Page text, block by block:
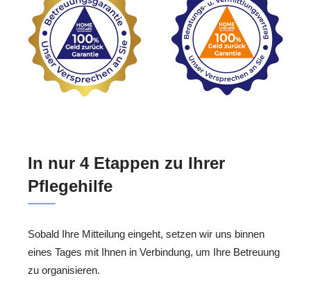
In nur 4 Etappen zu Ihrer
Pflegehilfe
Sobald Ihre Mitteilung eingeht, setzen wir uns binnen
eines Tages mit Ihnen in Verbindung, um Ihre Betreuung
zu organisieren.